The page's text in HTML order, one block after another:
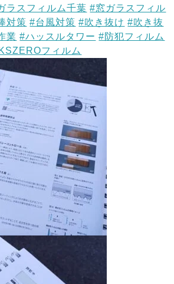
ラスフィルム千葉 #窓ガラスフィル
対策 #台風対策 #吹き抜け #吹き抜
業 #ハッスルタワー #防犯フィルム
フィルム